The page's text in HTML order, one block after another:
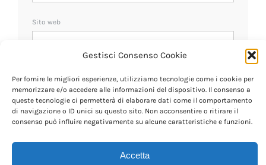
Gestisci Consenso Cookie
Per fornire le migliori esperienze, utilizziamo tecnologie come i cookie per
memorizzare e/o accedere alle informazioni del dispositivo. Il consenso a
queste tecnologie ci permetterà di elaborare dati come il comportamento
di navigazione o ID unici su questo sito. Non acconsentire o ritirare il
consenso può influire negativamente su alcune caratteristiche e funzioni.
Accetta
Sito web